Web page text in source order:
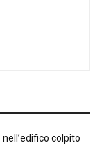
colpito